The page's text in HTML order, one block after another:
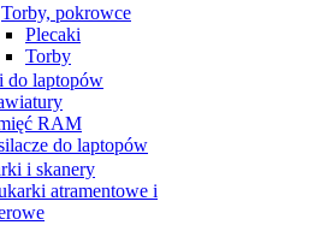
Torby, pokrowce
Plecaki
Torby
do laptopów
RAM
do laptopów
i skanery
atramentowe i